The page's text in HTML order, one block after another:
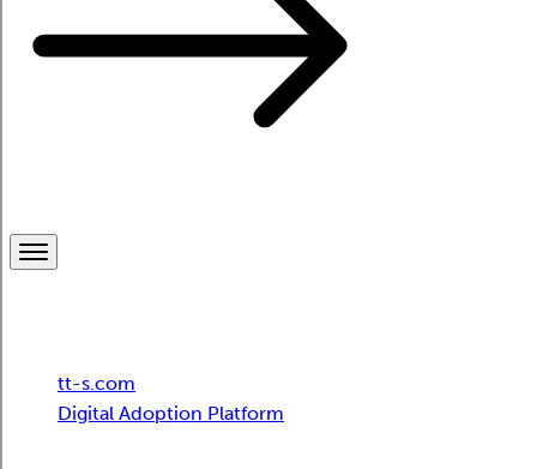
tt-s.com
Digital Adoption Platform